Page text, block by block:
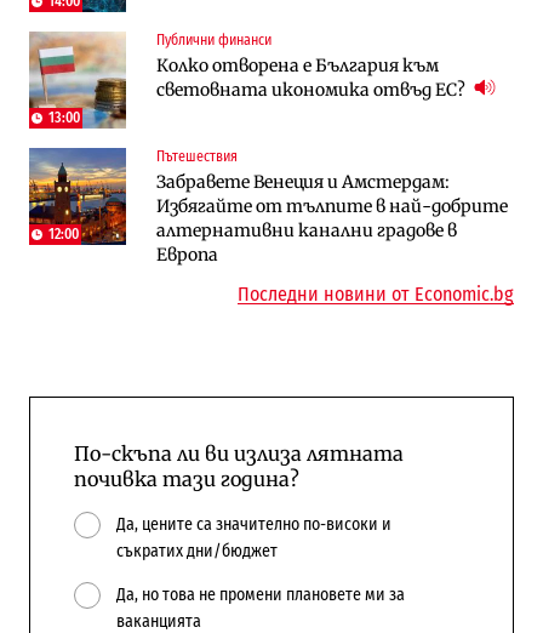
13:00
Публични финанси
Колко отворена е България към
световната икономика отвъд ЕС?
12:00
Пътешествия
Забравете Венеция и Амстердам:
Избягайте от тълпите в най-добрите
алтернативни канални градове в
Европа
Трафикът толкова е намалял, че големи
медии обмислят да се откажат
напълно от Google
Пазарът на труда продължава да се
охлажда, а три сектора го дърпат
надолу
Кабинетът иска да отпадне забраната
за износ на дизел и керосин
Интервю | Истинската иновация идва
от решаването на реални проблеми на
потребителите
Последни новини от Economic.bg
По-скъпа ли ви излиза лятната
почивка тази година?
Да, цените са значително по-високи и
съкратих дни/бюджет
Да, но това не промени плановете ми за
ваканцията